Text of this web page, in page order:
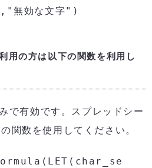
効な文字")
用の方は以下の関数を利用し
で有効です。スプレッドシー
関数を使用してください。